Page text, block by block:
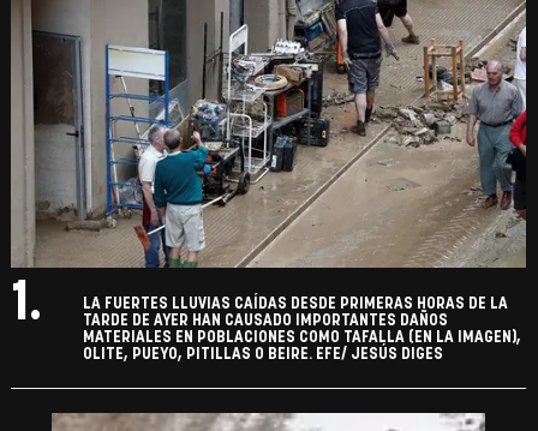
1.
LA FUERTES LLUVIAS CAÍDAS DESDE PRIMERAS HORAS DE LA
TARDE DE AYER HAN CAUSADO IMPORTANTES DAÑOS
MATERIALES EN POBLACIONES COMO TAFALLA (EN LA IMAGEN),
OLITE, PUEYO, PITILLAS O BEIRE. EFE/ JESÚS DIGES